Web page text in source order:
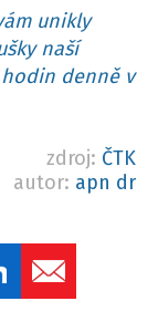
unikly
naší
denně v
zdroj: ČTK
autor: apn dr